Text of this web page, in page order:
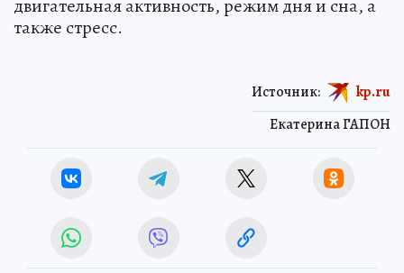
двигательная активность, режим дня и сна, а
также стресс.
Екатерина ГАПОН
Источник: kp.ru